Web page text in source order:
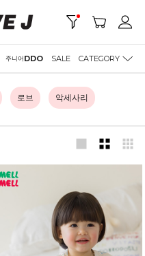
주니어DDO SALE CATEGORY
로브 악세사리